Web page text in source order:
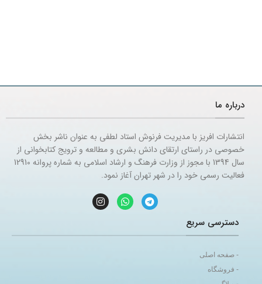
درباره ما
انتشارات افریز با مدیریت فرنوش استاد لطفی به عنوان ناشر بخش
خصوصی در راستای ارتقای دانش بشری و مطالعه و ترویج کتابخوانی از
سال 1394 با مجوز از وزارت فرهنگ و ارشاد اسلامی به شماره پروانه 12910
فعالیت رسمی خود را در شهر تهران آغاز نمود.
دسترسی سریع
- صفحه اصلی
- فروشگاه